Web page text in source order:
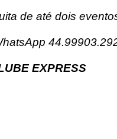
de até dois
EXPRESS